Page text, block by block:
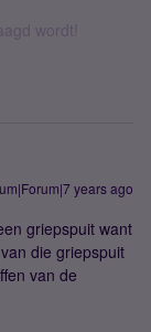
wordt!
years ago
griepspuit want
die griepspuit
van de